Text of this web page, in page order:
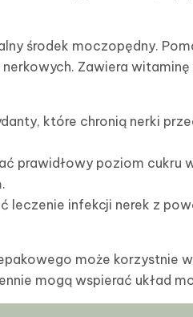
środek moczopędny.
Zawiera
które chronią nerki
prawidłowy poziom cukru
leczenie infekcji nerek z
może korzystnie
mogą wspierać układ